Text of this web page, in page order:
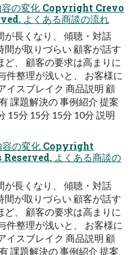
容の変化 Copyright Crevo
よくある商談の流れ
が⻑くなり、 傾聴・対話
間が取りづらい 顧客が話す
、 顧客の要求は⾼まりに
件整理が浅いと、 お客様に
イスブレイク 商品説明 顧
課題解決の 事例紹介 提案
15分 15分 15分 10分 説明
容の変化 Copyright
よくある商談の
が⻑くなり、 傾聴・対話
間が取りづらい 顧客が話す
、 顧客の要求は⾼まりに
件整理が浅いと、 お客様に
イスブレイク 商品説明 顧
課題解決の 事例紹介 提案